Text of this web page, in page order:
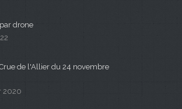
drone
de l'Allier du 24 novembre
2020